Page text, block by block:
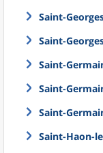
Saint-
Saint-
Saint-
Saint-
Saint-
Saint-Haon-